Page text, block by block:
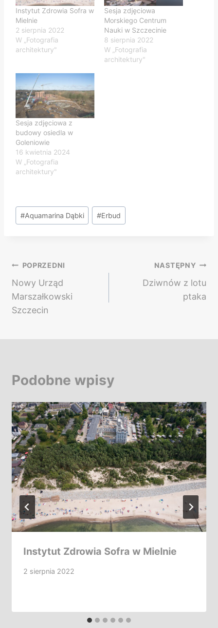
Instytut Zdrowia Sofra w
Mielnie
2 sierpnia 2022
W „Fotografia
architektury"
Sesja zdjęciowa
Morskiego Centrum
Nauki w Szczecinie
8 sierpnia 2022
W „Fotografia
architektury"
Sesja zdjęciowa z
budowy osiedla w
Goleniowie
16 kwietnia 2024
W „Fotografia
architektury"
Tagi
wpisu:
#Aquamarina Dąbki #Erbud
Nawigacja
wpisu
POPRZEDNI
Nowy Urząd
Marszałkowski
Szczecin
NASTĘPNY
Dziwnów z lotu
ptaka
Podobne wpisy
Instytut Zdrowia Sofra w Mielnie
2 sierpnia 2022